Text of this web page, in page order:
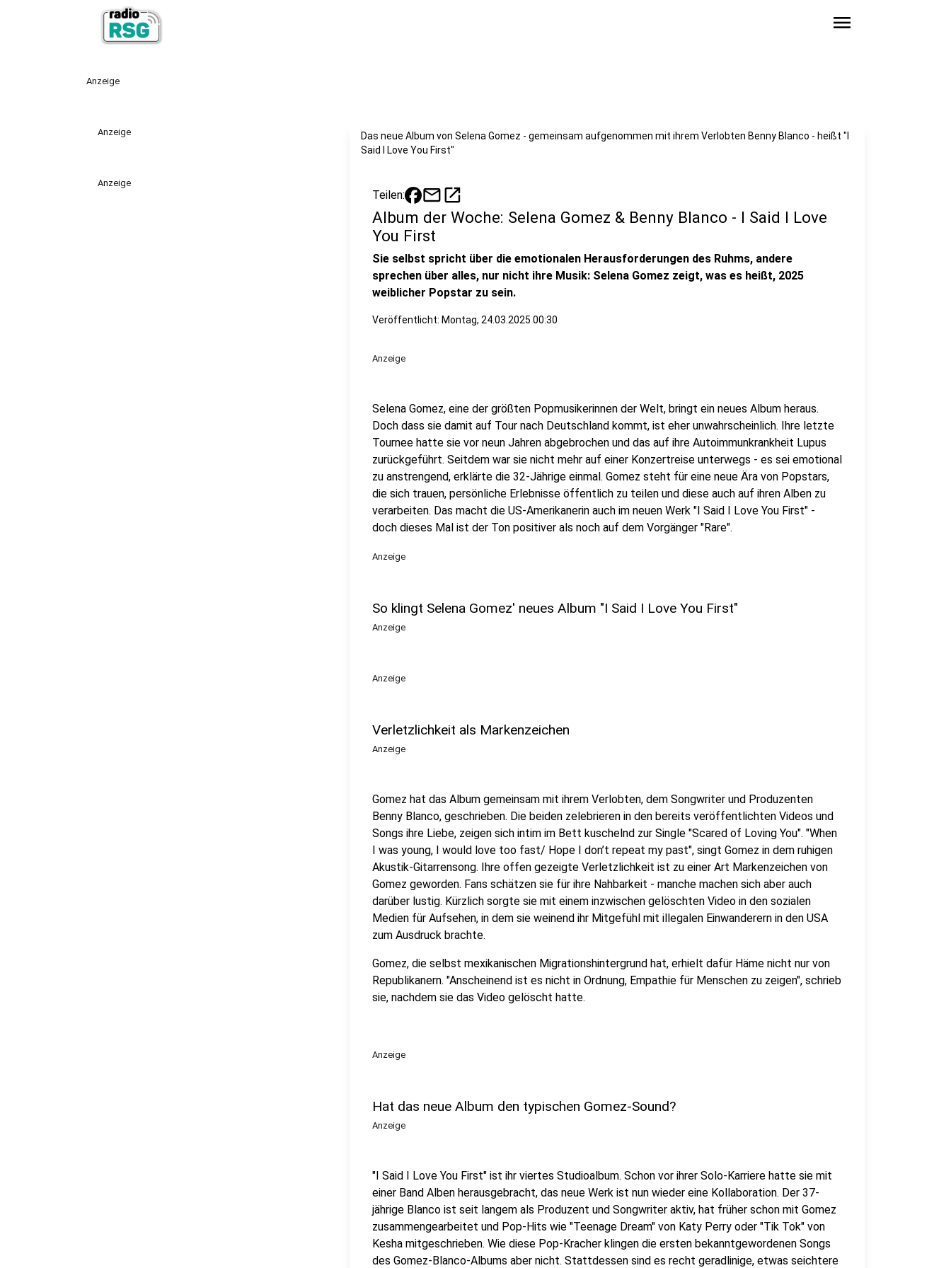
menu
Anzeige
Anzeige
Anzeige
Das neue Album von Selena Gomez - gemeinsam aufgenommen mit ihrem Verlobten Benny Blanco - heißt "I
Said I Love You First"
Teilen: mailopen_in_new
Album der Woche: Selena Gomez & Benny Blanco - I Said I Love
You First
Sie selbst spricht über die emotionalen Herausforderungen des Ruhms, andere
sprechen über alles, nur nicht ihre Musik: Selena Gomez zeigt, was es heißt, 2025
weiblicher Popstar zu sein.
Veröffentlicht: Montag, 24.03.2025 00:30
Anzeige
Selena Gomez, eine der größten Popmusikerinnen der Welt, bringt ein neues Album heraus.
Doch dass sie damit auf Tour nach Deutschland kommt, ist eher unwahrscheinlich. Ihre letzte
Tournee hatte sie vor neun Jahren abgebrochen und das auf ihre Autoimmunkrankheit Lupus
zurückgeführt. Seitdem war sie nicht mehr auf einer Konzertreise unterwegs - es sei emotional
zu anstrengend, erklärte die 32-Jährige einmal. Gomez steht für eine neue Ära von Popstars,
die sich trauen, persönliche Erlebnisse öffentlich zu teilen und diese auch auf ihren Alben zu
verarbeiten. Das macht die US-Amerikanerin auch im neuen Werk "I Said I Love You First" -
doch dieses Mal ist der Ton positiver als noch auf dem Vorgänger "Rare".
Anzeige
So klingt Selena Gomez' neues Album "I Said I Love You First"
Anzeige
Anzeige
Verletzlichkeit als Markenzeichen
Anzeige
Gomez hat das Album gemeinsam mit ihrem Verlobten, dem Songwriter und Produzenten
Benny Blanco, geschrieben. Die beiden zelebrieren in den bereits veröffentlichten Videos und
Songs ihre Liebe, zeigen sich intim im Bett kuschelnd zur Single "Scared of Loving You". "When
I was young, I would love too fast/ Hope I don’t repeat my past", singt Gomez in dem ruhigen
Akustik-Gitarrensong. Ihre offen gezeigte Verletzlichkeit ist zu einer Art Markenzeichen von
Gomez geworden. Fans schätzen sie für ihre Nahbarkeit - manche machen sich aber auch
darüber lustig. Kürzlich sorgte sie mit einem inzwischen gelöschten Video in den sozialen
Medien für Aufsehen, in dem sie weinend ihr Mitgefühl mit illegalen Einwanderern in den USA
zum Ausdruck brachte.
Gomez, die selbst mexikanischen Migrationshintergrund hat, erhielt dafür Häme nicht nur von
Republikanern. "Anscheinend ist es nicht in Ordnung, Empathie für Menschen zu zeigen", schrieb
sie, nachdem sie das Video gelöscht hatte.
Anzeige
Hat das neue Album den typischen Gomez-Sound?
Anzeige
"I Said I Love You First" ist ihr viertes Studioalbum. Schon vor ihrer Solo-Karriere hatte sie mit
einer Band Alben herausgebracht, das neue Werk ist nun wieder eine Kollaboration. Der 37-
jährige Blanco ist seit langem als Produzent und Songwriter aktiv, hat früher schon mit Gomez
zusammengearbeitet und Pop-Hits wie "Teenage Dream" von Katy Perry oder "Tik Tok" von
Kesha mitgeschrieben. Wie diese Pop-Kracher klingen die ersten bekanntgewordenen Songs
des Gomez-Blanco-Albums aber nicht. Stattdessen sind es recht geradlinige, etwas seichtere